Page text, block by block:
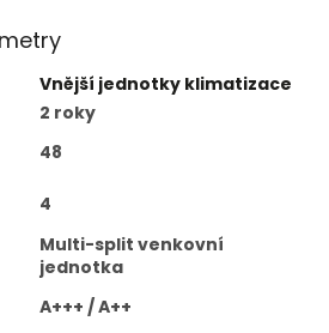
Vnější jednotky klimatizace
2 roky
48
4
Multi-split venkovní
jednotka
A+++ / A++